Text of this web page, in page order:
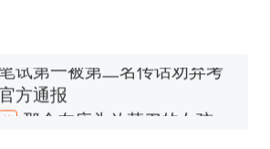
热 那个在床头放菜刀的女孩，
因老师一句“跟我回家”改写了